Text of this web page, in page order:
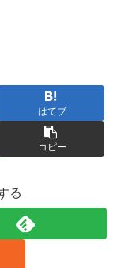
はてブ
コピー
る